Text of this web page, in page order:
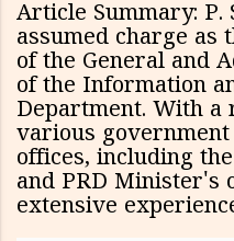
Article Summary: P.
assumed charge as
of the General and
of the Information
Department. With
various
offices, including
and PRD Minister's
extensive